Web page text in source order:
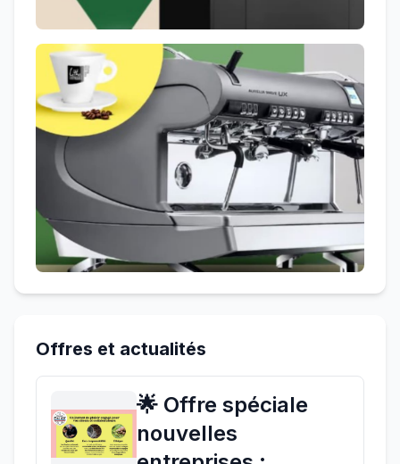
Offres et actualités
🌟 Offre spéciale
nouvelles